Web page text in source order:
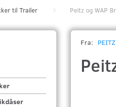
til Trailer Peitz og WAP
Fra: